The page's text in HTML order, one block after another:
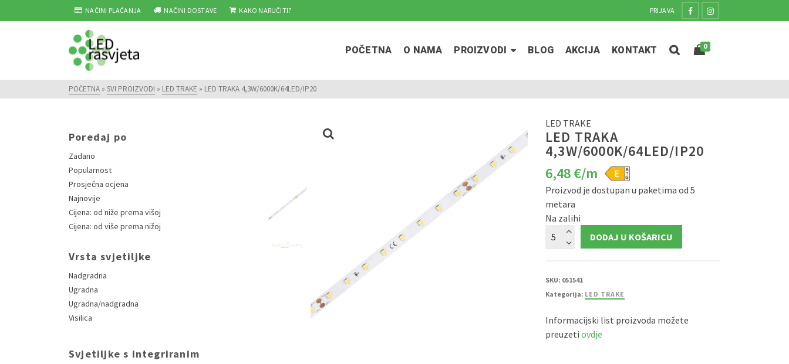
NAČINI PLAĆANJA NAČINI DOSTAVE KAKO NARUČITI? PRIJAVA
POČETNA O NAMA PROIZVODI BLOG AKCIJA KONTAKT 0
POČETNA » SVI PROIZVODI » LED TRAKE » LED TRAKA 4,3W/6000K/64LED/IP20
LED TRAKE
LED TRAKA
4,3W/6000K/64LED/IP20
6,48€/m
Proizvod je dostupan u paketima od 5
metara
Na zalihi
TRAKA
4,3W/6000K/64LED/IP20
DODAJ U KOŠARICU
SKU: 051541
Kategorija: LED TRAKE
Informacijski list proizvoda možete
preuzeti ovdje
Poredaj po
Zadano
Popularnost
Prosječna ocjena
Najnovije
Cijena: od niže prema višoj
Cijena: od više prema nižoj
Vrsta svjetiljke
Nadgradna
Ugradna
Ugradna/nadgradna
Visilica
Svjetiljke s integriranim